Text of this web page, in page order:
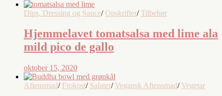
Dips, Dressing og Sauce/ Opskrifter/ Tilbehør
Hjemmelavet tomatsalsa med lime ala
mild pico de gallo
oktober 15, 2020
Aftensmad/ Frokost/ Salater/ Vegansk Aftensmad/ Vegetar